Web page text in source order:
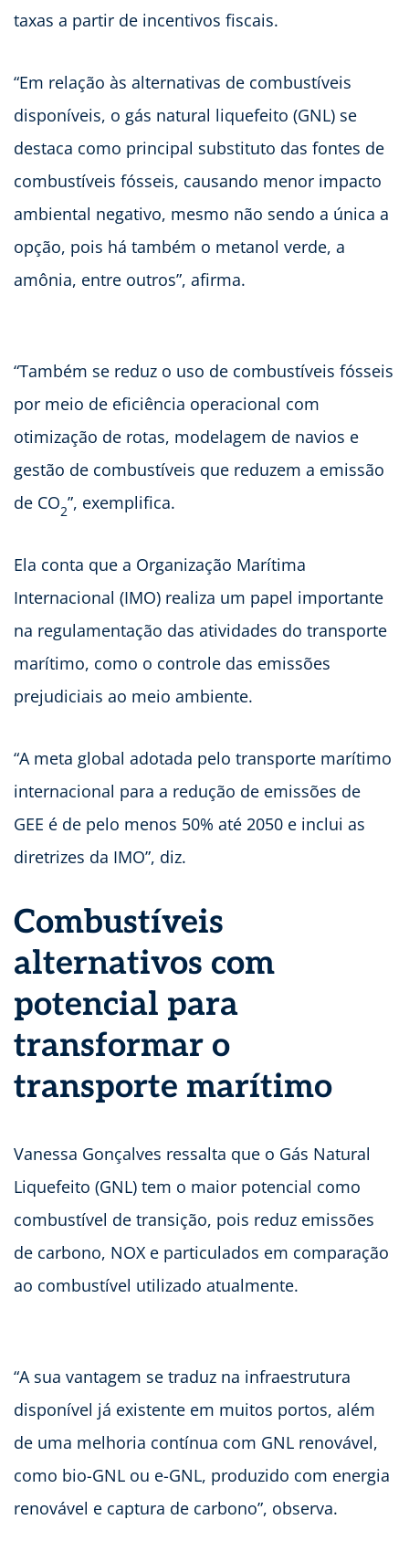
taxas a partir de incentivos fiscais.
“Em relação às alternativas de combustíveis
disponíveis, o gás natural liquefeito (GNL) se
destaca como principal substituto das fontes de
combustíveis fósseis, causando menor impacto
ambiental negativo, mesmo não sendo a única a
opção, pois há também o metanol verde, a
amônia, entre outros”, afirma.
“Também se reduz o uso de combustíveis fósseis
por meio de eficiência operacional com
otimização de rotas, modelagem de navios e
gestão de combustíveis que reduzem a emissão
de CO2”, exemplifica.
Ela conta que a Organização Marítima
Internacional (IMO) realiza um papel importante
na regulamentação das atividades do transporte
marítimo, como o controle das emissões
prejudiciais ao meio ambiente.
“A meta global adotada pelo transporte marítimo
internacional para a redução de emissões de
GEE é de pelo menos 50% até 2050 e inclui as
diretrizes da IMO”, diz.
Combustíveis
alternativos com
potencial para
transformar o
transporte marítimo
Vanessa Gonçalves ressalta que o Gás Natural
Liquefeito (GNL) tem o maior potencial como
combustível de transição, pois reduz emissões
de carbono, NOX e particulados em comparação
ao combustível utilizado atualmente.
“A sua vantagem se traduz na infraestrutura
disponível já existente em muitos portos, além
de uma melhoria contínua com GNL renovável,
como bio-GNL ou e-GNL, produzido com energia
renovável e captura de carbono”, observa.